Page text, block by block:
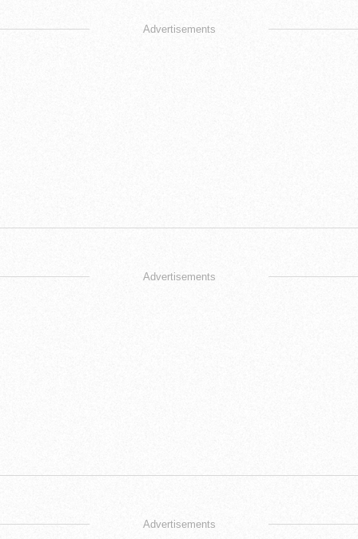
Advertisements
Advertisements
Advertisements